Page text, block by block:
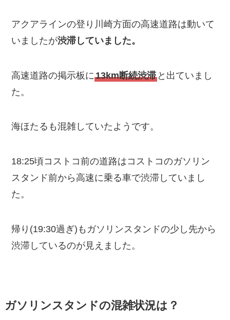
アクアラインの登り川崎方面の高速道路は動いて
いましたが渋滞していました。
高速道路の掲示板に13km断続渋滞 と出ていまし
た。
海ほたるも混雑していたようです。
18:25頃コストコ前の道路はコストコのガソリン
スタンド前から高速に乗る車で渋滞していまし
た。
帰り(19:30過ぎ)もガソリンスタンドの少し先から
渋滞しているのが見えました。
ガソリンスタンドの混雑状況は？